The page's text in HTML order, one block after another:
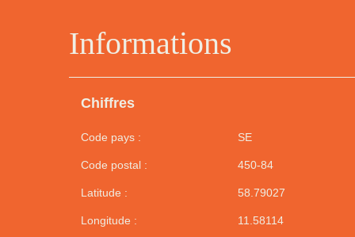
Informations
Chiffres
Code pays : SE
Code postal : 450-84
Latitude : 58.79027
Longitude : 11.58114